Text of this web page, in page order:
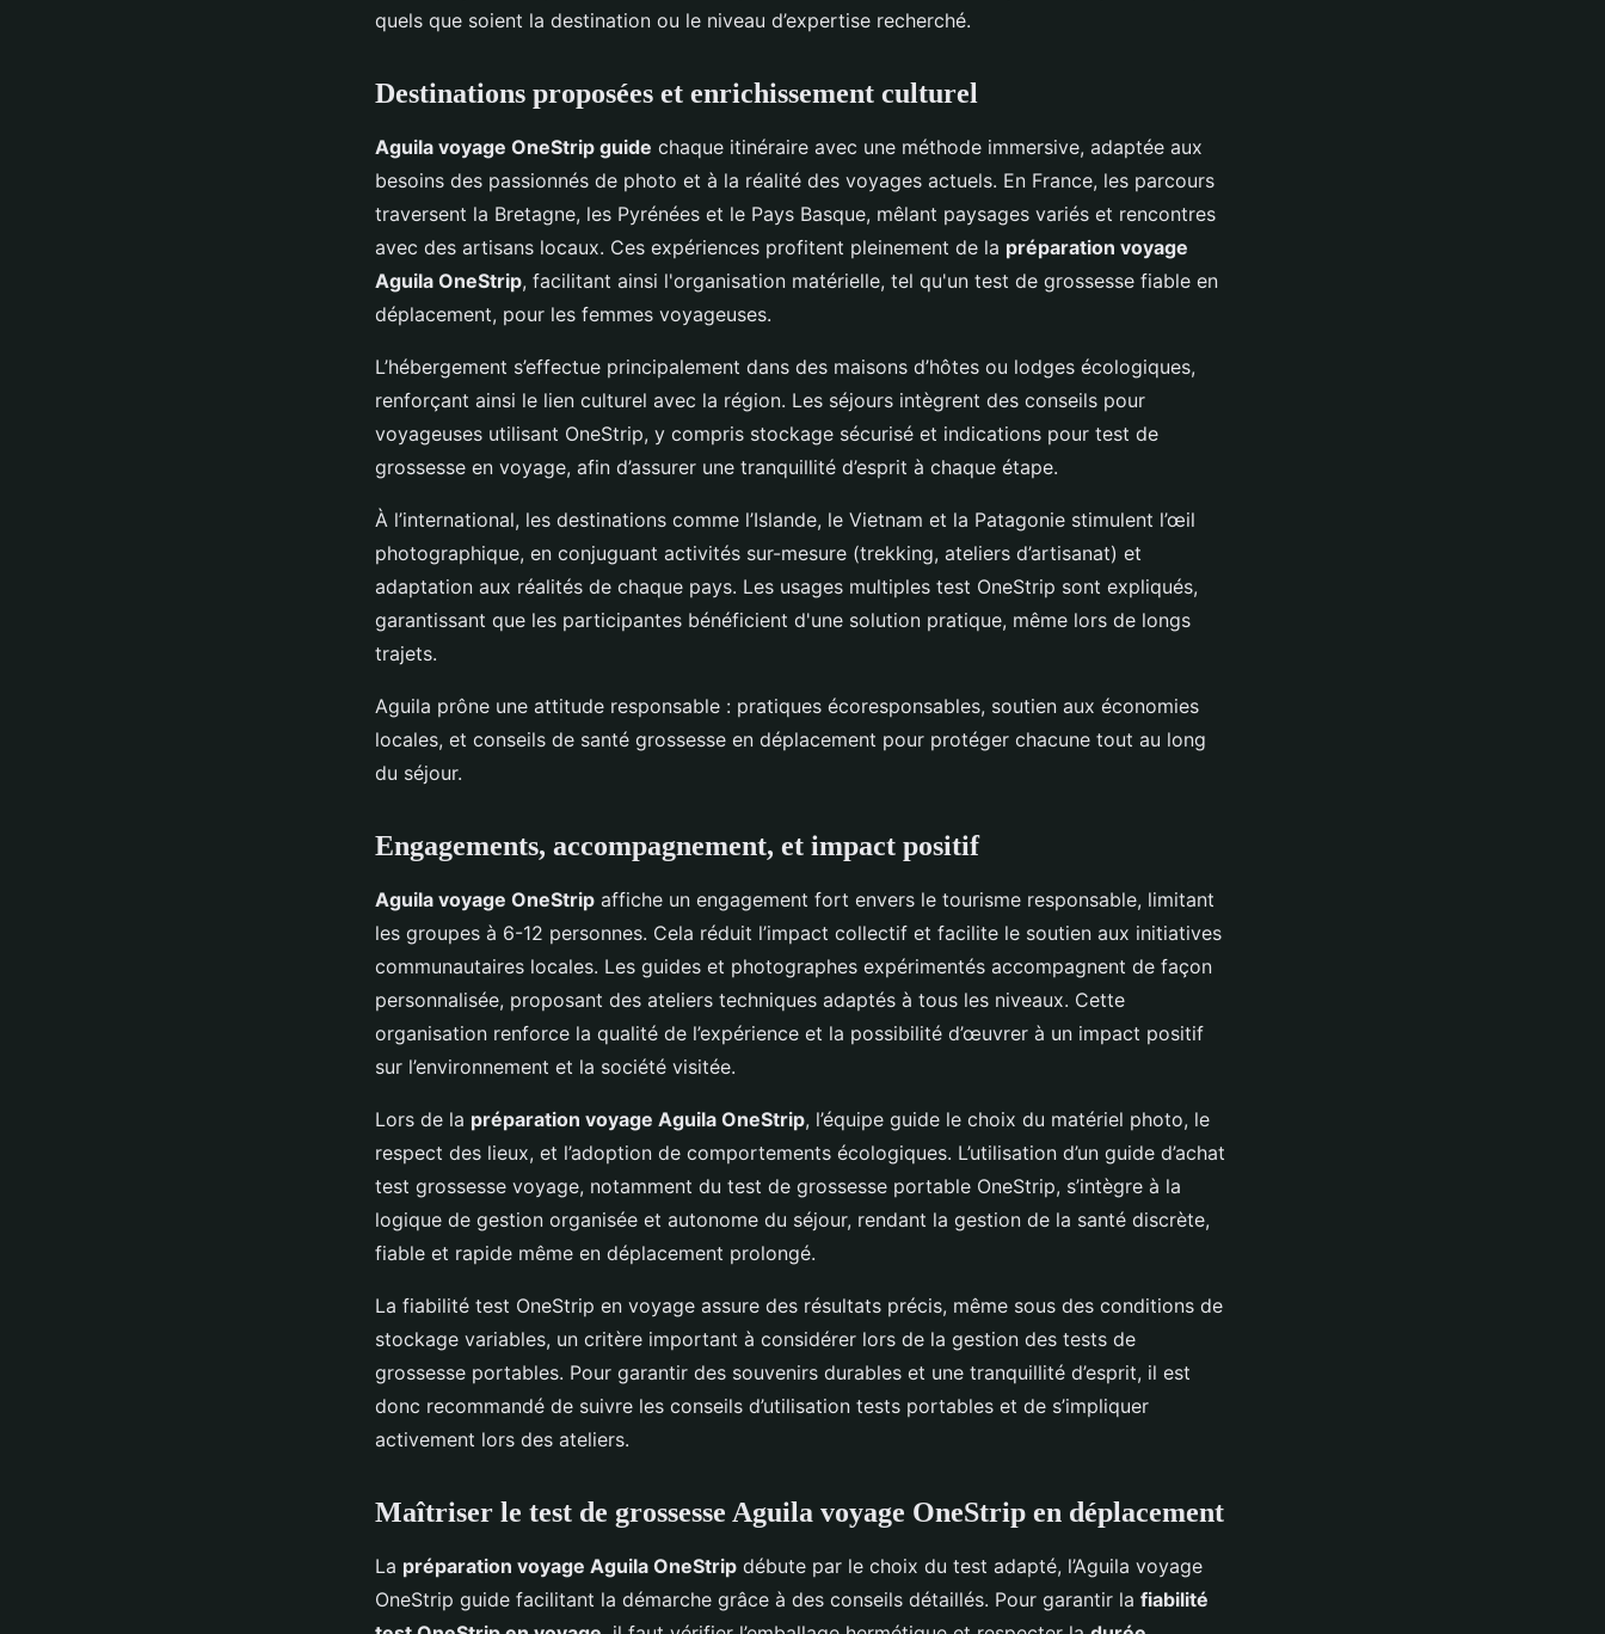
quels que soient la destination ou le niveau d’expertise recherché.
Destinations proposées et enrichissement culturel
Aguila voyage OneStrip guide chaque itinéraire avec une méthode immersive, adaptée aux
besoins des passionnés de photo et à la réalité des voyages actuels. En France, les parcours
traversent la Bretagne, les Pyrénées et le Pays Basque, mêlant paysages variés et rencontres
avec des artisans locaux. Ces expériences profitent pleinement de la préparation voyage
Aguila OneStrip, facilitant ainsi l'organisation matérielle, tel qu'un test de grossesse fiable en
déplacement, pour les femmes voyageuses.
L’hébergement s’effectue principalement dans des maisons d’hôtes ou lodges écologiques,
renforçant ainsi le lien culturel avec la région. Les séjours intègrent des conseils pour
voyageuses utilisant OneStrip, y compris stockage sécurisé et indications pour test de
grossesse en voyage, afin d’assurer une tranquillité d’esprit à chaque étape.
À l’international, les destinations comme l’Islande, le Vietnam et la Patagonie stimulent l’œil
photographique, en conjuguant activités sur-mesure (trekking, ateliers d’artisanat) et
adaptation aux réalités de chaque pays. Les usages multiples test OneStrip sont expliqués,
garantissant que les participantes bénéficient d'une solution pratique, même lors de longs
trajets.
Aguila prône une attitude responsable : pratiques écoresponsables, soutien aux économies
locales, et conseils de santé grossesse en déplacement pour protéger chacune tout au long
du séjour.
Engagements, accompagnement, et impact positif
Aguila voyage OneStrip affiche un engagement fort envers le tourisme responsable, limitant
les groupes à 6-12 personnes. Cela réduit l’impact collectif et facilite le soutien aux initiatives
communautaires locales. Les guides et photographes expérimentés accompagnent de façon
personnalisée, proposant des ateliers techniques adaptés à tous les niveaux. Cette
organisation renforce la qualité de l’expérience et la possibilité d’œuvrer à un impact positif
sur l’environnement et la société visitée.
Lors de la préparation voyage Aguila OneStrip, l’équipe guide le choix du matériel photo, le
respect des lieux, et l’adoption de comportements écologiques. L’utilisation d’un guide d’achat
test grossesse voyage, notamment du test de grossesse portable OneStrip, s’intègre à la
logique de gestion organisée et autonome du séjour, rendant la gestion de la santé discrète,
fiable et rapide même en déplacement prolongé.
La fiabilité test OneStrip en voyage assure des résultats précis, même sous des conditions de
stockage variables, un critère important à considérer lors de la gestion des tests de
grossesse portables. Pour garantir des souvenirs durables et une tranquillité d’esprit, il est
donc recommandé de suivre les conseils d’utilisation tests portables et de s’impliquer
activement lors des ateliers.
Maîtriser le test de grossesse Aguila voyage OneStrip en déplacement
La préparation voyage Aguila OneStrip débute par le choix du test adapté, l’Aguila voyage
OneStrip guide facilitant la démarche grâce à des conseils détaillés. Pour garantir la fiabilité